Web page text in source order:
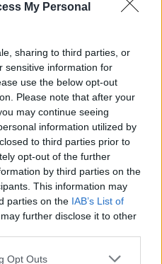
My Personal
sharing to third parties, or
sensitive information for
use the below opt-out
Please note that after your
may continue seeing
information utilized by
to third parties prior to
opt-out of the further
by third parties on the
This information may
parties on the IAB’s List of
further disclose it to other
uses one or more Google
Opt Outs
Instagram.